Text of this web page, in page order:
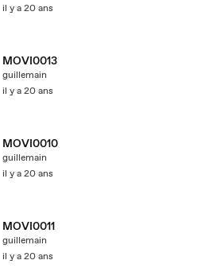
il y a 20 ans
MOVI0013
guillemain
il y a 20 ans
MOVI0010
guillemain
il y a 20 ans
MOVI0011
guillemain
il y a 20 ans